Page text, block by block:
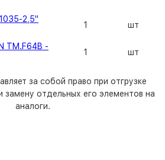
2,5"
1 шт
TM.F64B -
1 шт
за собой право при отгрузке
замену отдельных его элементов на
аналоги.